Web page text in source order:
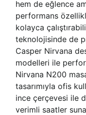
hem de eğlence
performans
kolayca
teknolojisinde de
Casper Nirvana
modelleri ile
Nirvana N200
tasarımıyla ofis
ince çerçevesi ile
verimli saatler